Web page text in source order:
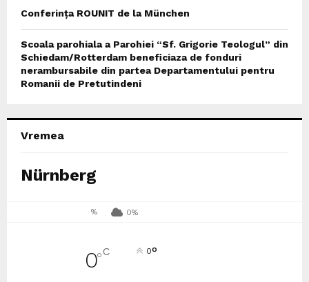
Conferința ROUNIT de la München
Scoala parohiala a Parohiei “Sf. Grigorie Teologul” din
Schiedam/Rotterdam beneficiaza de fonduri
nerambursabile din partea Departamentului pentru
Romanii de Pretutindeni
Vremea
Nürnberg
% 0%
0°C 0°